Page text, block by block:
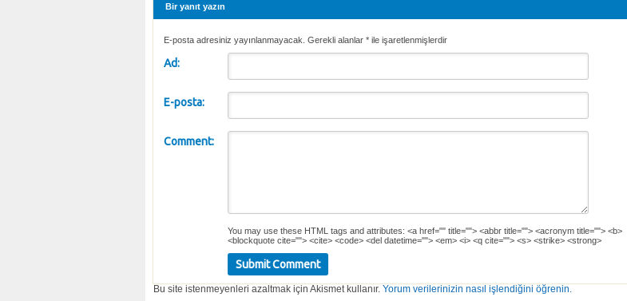
Bir yanıt yazın
E-posta adresiniz yayınlanmayacak. Gerekli alanlar * ile işaretlenmişlerdir
Ad:
E-posta:
Comment:
You may use these HTML tags and attributes: <a href="" title=""> <abbr title=""> <acronym title=""> <b>
<blockquote cite=""> <cite> <code> <del datetime=""> <em> <i> <q cite=""> <s> <strike> <strong>
Bu site istenmeyenleri azaltmak için Akismet kullanır. Yorum verilerinizin nasıl işlendiğini öğrenin.